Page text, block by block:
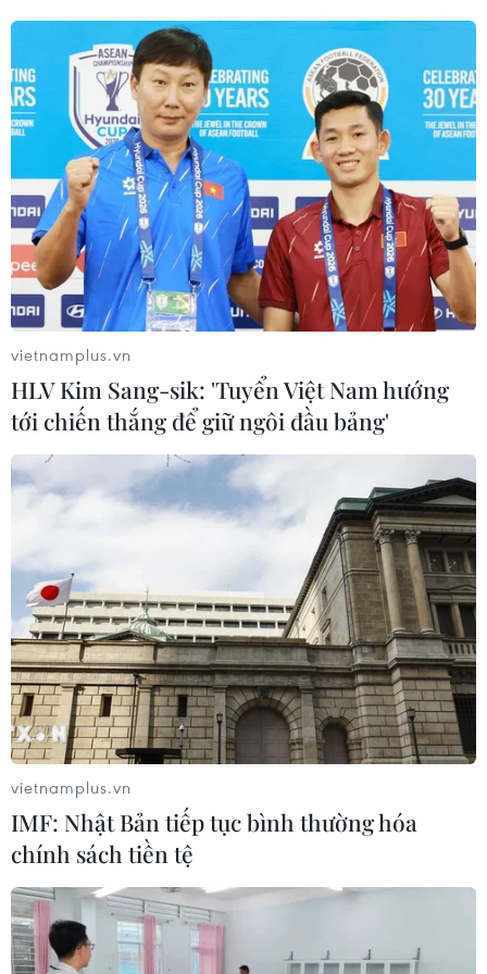
Bệnh viện 108 rà soát quy trình sau sự việc
nhầm lẫn chỉ định
15/08/2018 10:52
Thời gian gần đây, trên mạng xã hội lan truyền phiếu
yêu cầu siêu âm thai cho một nam bệnh nhân 85 tuổi
của Bệnh viện Trung ương Quân đội 108.
vietnamplus.vn
HLV Kim Sang-sik: 'Tuyển Việt Nam hướng
tới chiến thắng để giữ ngôi đầu bảng'
vietnamplus.vn
IMF: Nhật Bản tiếp tục bình thường hóa
chính sách tiền tệ